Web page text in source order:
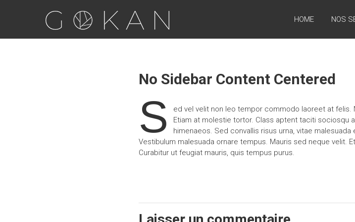
GOKAN
Le Japon des 5
HOME NOS
No Sidebar Content Centered
S
ed vel velit non leo tempor commodo laoreet at felis.
Etiam at molestie tortor. Class aptent taciti sociosqu
himenaeos. Sed convallis risus urna, vitae
Vestibulum malesuada ornare tempus. Mauris sed neque velit.
Curabitur ut feugiat mauris, quis tempus purus.